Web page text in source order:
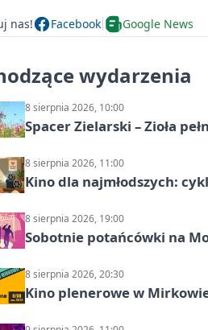
nas! Facebook Google News
wydarzenia
8 sierpnia 2026, 10:00
Spacer Zielarski – Zioła
8 sierpnia 2026, 11:00
Kino dla najmłodszych:
8 sierpnia 2026, 19:00
Sobotnie potańcówki na
8 sierpnia 2026, 20:30
Kino plenerowe w